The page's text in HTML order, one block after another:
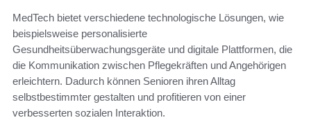
MedTech bietet verschiedene technologische Lösungen, wie
beispielsweise personalisierte
Gesundheitsüberwachungsgeräte und digitale Plattformen, die
die Kommunikation zwischen Pflegekräften und Angehörigen
erleichtern. Dadurch können Senioren ihren Alltag
selbstbestimmter gestalten und profitieren von einer
verbesserten sozialen Interaktion.